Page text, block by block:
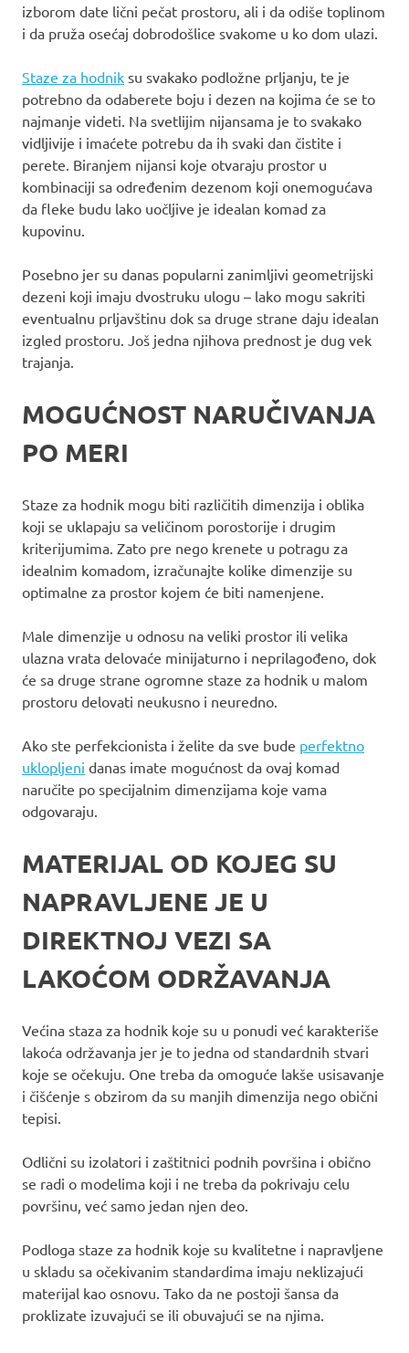
izborom date lični pečat prostoru, ali i da odiše toplinom
i da pruža osećaj dobrodošlice svakome u ko dom ulazi.
Staze za hodnik su svakako podložne prljanju, te je
potrebno da odaberete boju i dezen na kojima će se to
najmanje videti. Na svetlijim nijansama je to svakako
vidljivije i imaćete potrebu da ih svaki dan čistite i
perete. Biranjem nijansi koje otvaraju prostor u
kombinaciji sa određenim dezenom koji onemogućava
da fleke budu lako uočljive je idealan komad za
kupovinu.
Posebno jer su danas popularni zanimljivi geometrijski
dezeni koji imaju dvostruku ulogu – lako mogu sakriti
eventualnu prljavštinu dok sa druge strane daju idealan
izgled prostoru. Još jedna njihova prednost je dug vek
trajanja.
MOGUĆNOST NARUČIVANJA
PO MERI
Staze za hodnik mogu biti različitih dimenzija i oblika
koji se uklapaju sa veličinom porostorije i drugim
kriterijumima. Zato pre nego krenete u potragu za
idealnim komadom, izračunajte kolike dimenzije su
optimalne za prostor kojem će biti namenjene.
Male dimenzije u odnosu na veliki prostor ili velika
ulazna vrata delovaće minijaturno i neprilagođeno, dok
će sa druge strane ogromne staze za hodnik u malom
prostoru delovati neukusno i neuredno.
Ako ste perfekcionista i želite da sve bude perfektno
uklopljeni danas imate mogućnost da ovaj komad
naručite po specijalnim dimenzijama koje vama
odgovaraju.
MATERIJAL OD KOJEG SU
NAPRAVLJENE JE U
DIREKTNOJ VEZI SA
LAKOĆOM ODRŽAVANJA
Većina staza za hodnik koje su u ponudi već karakteriše
lakoća održavanja jer je to jedna od standardnih stvari
koje se očekuju. One treba da omoguće lakše usisavanje
i čišćenje s obzirom da su manjih dimenzija nego obični
tepisi.
Odlični su izolatori i zaštitnici podnih površina i obično
se radi o modelima koji i ne treba da pokrivaju celu
površinu, već samo jedan njen deo.
Podloga staze za hodnik koje su kvalitetne i napravljene
u skladu sa očekivanim standardima imaju neklizajući
materijal kao osnovu. Tako da ne postoji šansa da
proklizate izuvajući se ili obuvajući se na njima.